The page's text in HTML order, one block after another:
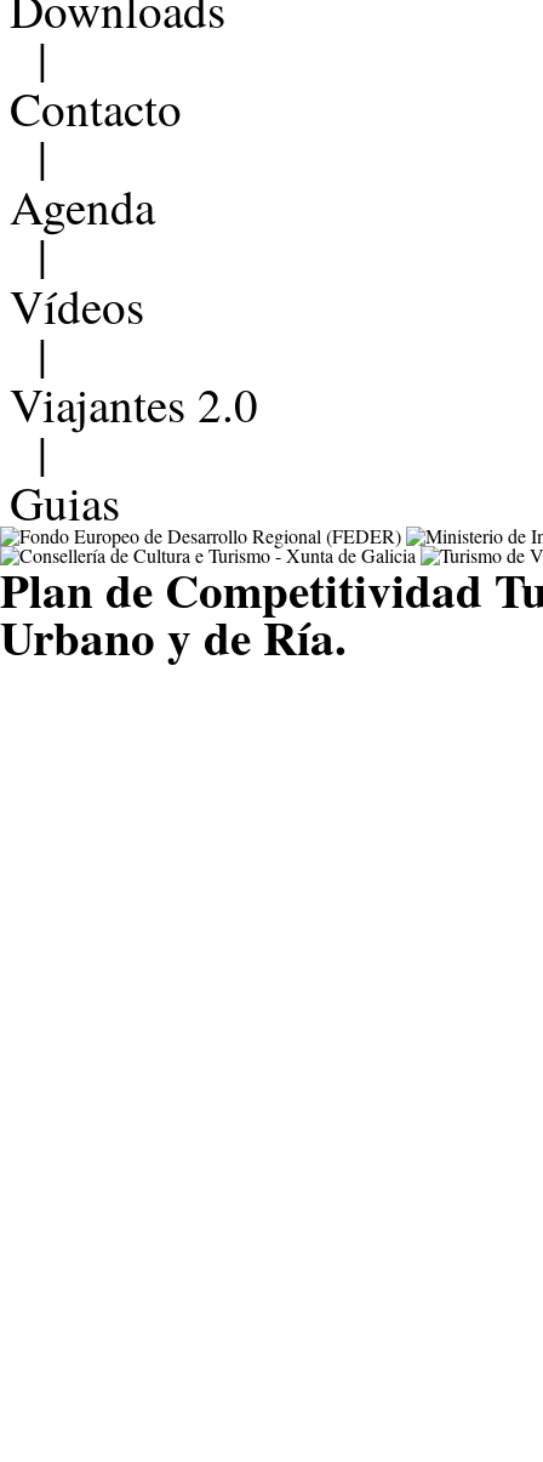
|
Contacto
|
Agenda
|
Vídeos
|
Viajantes 2.0
|
Guias
Plan de Competitividad
Urbano y de Ría.